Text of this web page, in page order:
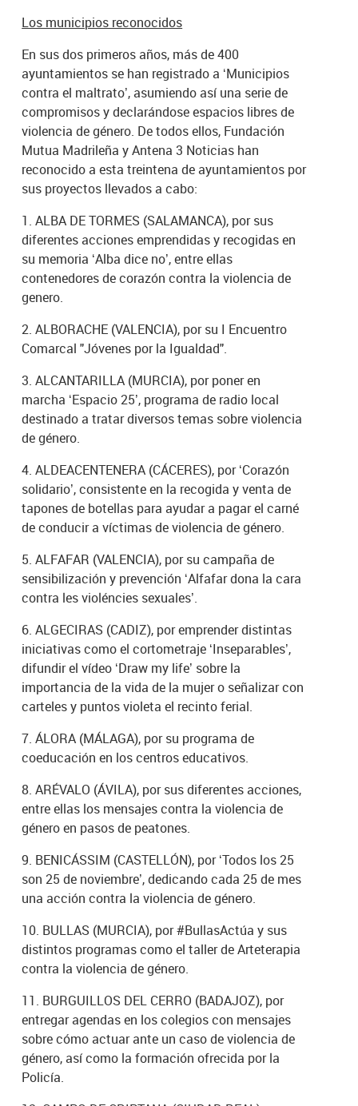
Los municipios reconocidos
En sus dos primeros años, más de 400
ayuntamientos se han registrado a ‘Municipios
contra el maltrato’, asumiendo así una serie de
compromisos y declarándose espacios libres de
violencia de género. De todos ellos, Fundación
Mutua Madrileña y Antena 3 Noticias han
reconocido a esta treintena de ayuntamientos por
sus proyectos llevados a cabo:
1. ALBA DE TORMES (SALAMANCA), por sus
diferentes acciones emprendidas y recogidas en
su memoria ‘Alba dice no’, entre ellas
contenedores de corazón contra la violencia de
genero.
2. ALBORACHE (VALENCIA), por su I Encuentro
Comarcal "Jóvenes por la Igualdad".
3. ALCANTARILLA (MURCIA), por poner en
marcha ‘Espacio 25’, programa de radio local
destinado a tratar diversos temas sobre violencia
de género.
4. ALDEACENTENERA (CÁCERES), por ‘Corazón
solidario’, consistente en la recogida y venta de
tapones de botellas para ayudar a pagar el carné
de conducir a víctimas de violencia de género.
5. ALFAFAR (VALENCIA), por su campaña de
sensibilización y prevención ‘Alfafar dona la cara
contra les violéncies sexuales’.
6. ALGECIRAS (CADIZ), por emprender distintas
iniciativas como el cortometraje ‘Inseparables’,
difundir el vídeo ‘Draw my life’ sobre la
importancia de la vida de la mujer o señalizar con
carteles y puntos violeta el recinto ferial.
7. ÁLORA (MÁLAGA), por su programa de
coeducación en los centros educativos.
8. ARÉVALO (ÁVILA), por sus diferentes acciones,
entre ellas los mensajes contra la violencia de
género en pasos de peatones.
9. BENICÁSSIM (CASTELLÓN), por ‘Todos los 25
son 25 de noviembre’, dedicando cada 25 de mes
una acción contra la violencia de género.
10. BULLAS (MURCIA), por #BullasActúa y sus
distintos programas como el taller de Arteterapia
contra la violencia de género.
11. BURGUILLOS DEL CERRO (BADAJOZ), por
entregar agendas en los colegios con mensajes
sobre cómo actuar ante un caso de violencia de
género, así como la formación ofrecida por la
Policía.